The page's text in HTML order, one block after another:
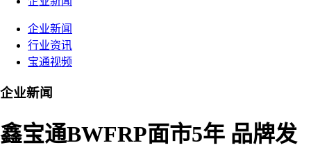
企业新闻
行业资讯
宝通视频
企业新闻
鑫宝通BWFRP面市5年 品牌发